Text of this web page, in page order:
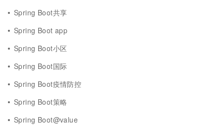
Spring Boot共享
Spring Boot app
Spring Boot小区
Spring Boot国际
Spring Boot疫情防控
Spring Boot策略
Spring Boot@value